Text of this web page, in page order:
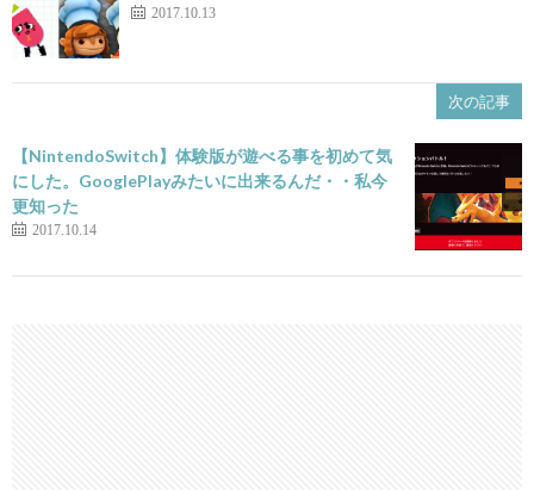
2017.10.13
次の記事
【NintendoSwitch】体験版が遊べる事を初めて気
にした。GooglePlayみたいに出来るんだ・・私今
更知った
2017.10.14